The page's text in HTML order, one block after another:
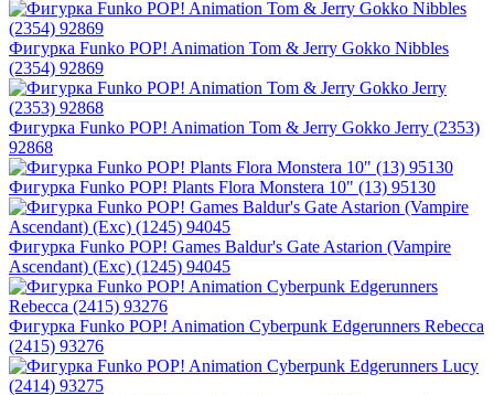
Фигурка Funko POP! Animation Tom & Jerry Gokko Nibbles
(2354) 92869
Фигурка Funko POP! Animation Tom & Jerry Gokko Jerry (2353)
92868
Фигурка Funko POP! Plants Flora Monstera 10" (13) 95130
Фигурка Funko POP! Games Baldur's Gate Astarion (Vampire
Ascendant) (Exc) (1245) 94045
Фигурка Funko POP! Animation Cyberpunk Edgerunners Rebecca
(2415) 93276